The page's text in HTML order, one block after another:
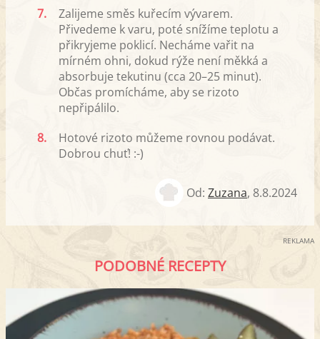
7.
Zalijeme směs kuřecím vývarem.
Přivedeme k varu, poté snížíme teplotu a
přikryjeme poklicí. Necháme vařit na
mírném ohni, dokud rýže není měkká a
absorbuje tekutinu (cca 20–25 minut).
Občas promícháme, aby se rizoto
nepřipálilo.
8.
Hotové rizoto můžeme rovnou podávat.
Dobrou chuť! :-)
Od: Zuzana, 8.8.2024
REKLAMA
PODOBNÉ RECEPTY